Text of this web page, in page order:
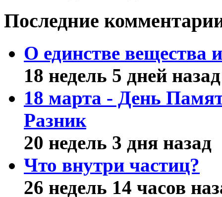
Последние
О единстве вещества
18 недель 5 дней назад
18 марта - День
Разник
20 недель 3 дня назад
Что внутри частиц?
26 недель 14 часов